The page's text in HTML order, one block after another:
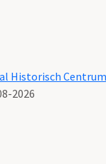
Historisch
2026